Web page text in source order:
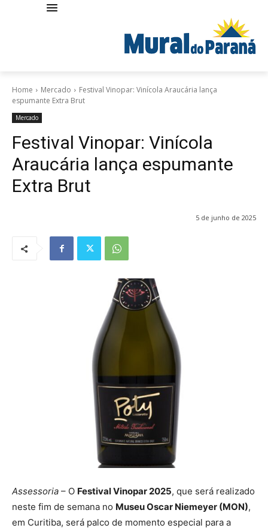
Home Mercado
Festival Vinopar: Vinícola Araucária lança
espumante Extra Brut
Mercado
Festival Vinopar: Vinícola
Araucária lança espumante
Extra Brut
5 de junho de 2025
Assessoria – O Festival Vinopar 2025, que será realizado
neste fim de semana no Museu Oscar Niemeyer (MON),
em Curitiba, será palco de momento especial para a